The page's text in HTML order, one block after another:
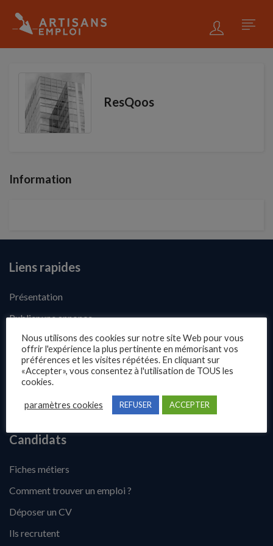
ResQoos
Information
Liens rapides
Présentation
Publier une annonce
Offres d’emploi
Questions fréquentes
Blog
Contact
Candidats
Fiches métiers
Comment trouver un emploi ?
Déposer un CV
Ils recrutent
Nous utilisons des cookies sur notre site Web pour vous
offrir l'expérience la plus pertinente en mémorisant vos
préférences et les visites répétées. En cliquant sur
«Accepter», vous consentez à l'utilisation de TOUS les
cookies.
paramètres cookies REFUSER ACCEPTER